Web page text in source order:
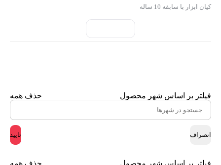
کیان ابزار با سابقه 10 ساله
فیلتر بر اساس شهر محصول حذف همه
انصراف تایید
فیلتر بر اساس شهر محصول حذف همه